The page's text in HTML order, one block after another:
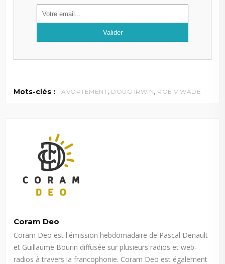
Mots-clés : AVORTEMENT, DOUG IRWIN, ROE V WADE
Coram Deo
Coram Deo est l'émission hebdomadaire de Pascal Denault
et Guillaume Bourin diffusée sur plusieurs radios et web-
radios à travers la francophonie. Coram Deo est également